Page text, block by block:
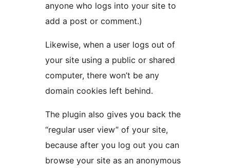
anyone who logs into your site to
add a post or comment.)
Likewise, when a user logs out of
your site using a public or shared
computer, there won’t be any
domain cookies left behind.
The plugin also gives you back the
“regular user view” of your site,
because after you log out you can
browse your site as an anonymous